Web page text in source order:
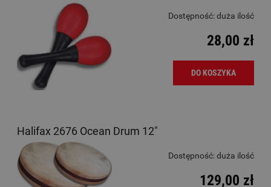
Dostępność:duża ilość
28,00 zł
DO KOSZYKA
Halifax 2676 Ocean Drum 12"
Dostępność:duża ilość
129,00 zł